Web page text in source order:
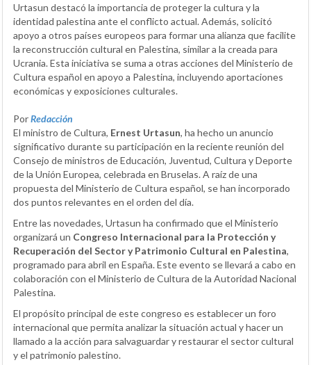
Urtasun destacó la importancia de proteger la cultura y la
identidad palestina ante el conflicto actual. Además, solicitó
apoyo a otros países europeos para formar una alianza que facilite
la reconstrucción cultural en Palestina, similar a la creada para
Ucrania. Esta iniciativa se suma a otras acciones del Ministerio de
Cultura español en apoyo a Palestina, incluyendo aportaciones
económicas y exposiciones culturales.
PorRedacción
El ministro de Cultura, Ernest Urtasun, ha hecho un anuncio
significativo durante su participación en la reciente reunión del
Consejo de ministros de Educación, Juventud, Cultura y Deporte
de la Unión Europea, celebrada en Bruselas. A raíz de una
propuesta del Ministerio de Cultura español, se han incorporado
dos puntos relevantes en el orden del día.
Entre las novedades, Urtasun ha confirmado que el Ministerio
organizará un Congreso Internacional para la Protección y
Recuperación del Sector y Patrimonio Cultural en Palestina,
programado para abril en España. Este evento se llevará a cabo en
colaboración con el Ministerio de Cultura de la Autoridad Nacional
Palestina.
El propósito principal de este congreso es establecer un foro
internacional que permita analizar la situación actual y hacer un
llamado a la acción para salvaguardar y restaurar el sector cultural
y el patrimonio palestino.